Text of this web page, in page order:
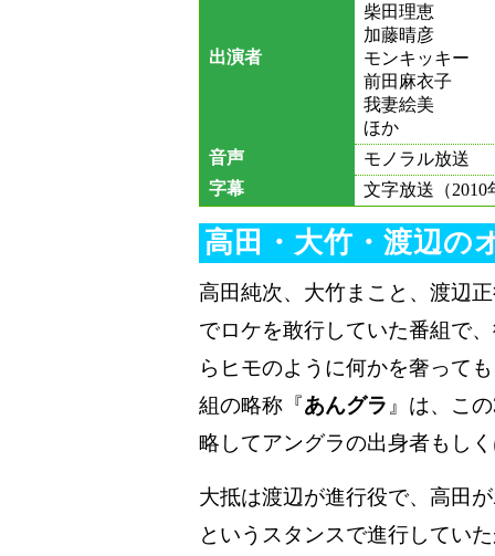
出演者
柴田理恵
加藤晴彦
モンキッキー
前田麻衣子
我妻絵美
ほか
音声
モノラル放送
字幕
文字放送（2010
高田・大竹・渡辺の
高田純次、大竹まこと、渡辺
でロケを敢行していた番組で
らヒモのように何かを奢って
組の略称『あんグラ 』は、こ
略してアングラの出身者もし
大抵は渡辺が進行役で、高田
というスタンスで進行してい